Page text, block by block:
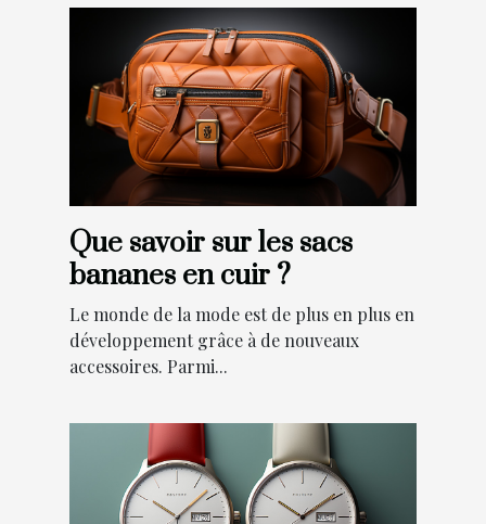
Que savoir sur les sacs
bananes en cuir ?
Le monde de la mode est de plus en plus en
développement grâce à de nouveaux
accessoires. Parmi...